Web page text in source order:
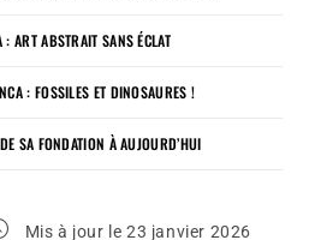
: ART ABSTRAIT SANS ÉCLAT
: FOSSILES ET DINOSAURES !
SA FONDATION À AUJOURD’HUI
Mis à jour le 23 janvier 2026